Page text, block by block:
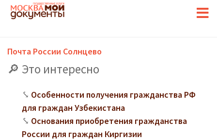
Почта России Солнцево
Это интересно
Особенности получения гражданства РФ
для граждан Узбекистана
Основания приобретения гражданства
России для граждан Киргизии